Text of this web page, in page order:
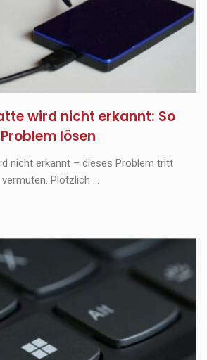
wird nicht erkannt: So
lösen
nicht erkannt – dieses Problem tritt
Plötzlich ...